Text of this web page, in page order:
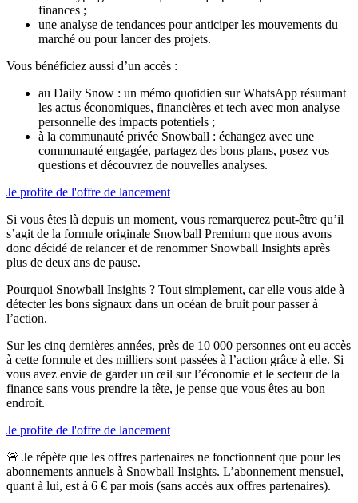
finances ;
une analyse de tendances pour anticiper les mouvements du
marché ou pour lancer des projets.
Vous bénéficiez aussi d’un accès :
au Daily Snow : un mémo quotidien sur WhatsApp résumant
les actus économiques, financières et tech avec mon analyse
personnelle des impacts potentiels ;
à la communauté privée Snowball : échangez avec une
communauté engagée, partagez des bons plans, posez vos
questions et découvrez de nouvelles analyses.
Je profite de l'offre de lancement
Si vous êtes là depuis un moment, vous remarquerez peut-être qu’il
s’agit de la formule originale Snowball Premium que nous avons
donc décidé de relancer et de renommer Snowball Insights après
plus de deux ans de pause.
Pourquoi Snowball Insights ? Tout simplement, car elle vous aide à
détecter les bons signaux dans un océan de bruit pour passer à
l’action.
Sur les cinq dernières années, près de 10 000 personnes ont eu accès
à cette formule et des milliers sont passées à l’action grâce à elle. Si
vous avez envie de garder un œil sur l’économie et le secteur de la
finance sans vous prendre la tête, je pense que vous êtes au bon
endroit.
Je profite de l'offre de lancement
🚨 Je répète que les offres partenaires ne fonctionnent que pour les
abonnements annuels à Snowball Insights. L’abonnement mensuel,
quant à lui, est à 6 € par mois (sans accès aux offres partenaires).